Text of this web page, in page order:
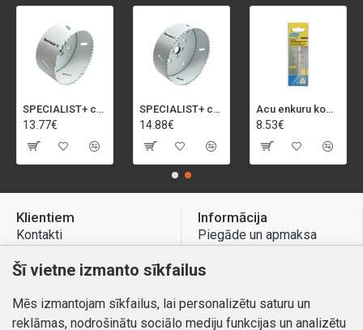
SPECIALIST+ caurumu zāģis BI-METAL, 92 mm
13.77€
SPECIALIST+ caurumu zāģis BI-METAL, 98 mm
14.88€
Acu enkuru komplekts, 3-13 mm, Rapid, 12 gab.
8.53€
Klientiem
Kontakti
Preču atgriešana
Mans profils
Informācija
Piegāde un apmaksa
Atteikuma tiesības
Kontakti
Šī vietne izmanto sīkfailus
Mēs izmantojam sīkfailus, lai personalizētu saturu un
reklāmas, nodrošinātu sociālo mediju funkcijas un analizētu